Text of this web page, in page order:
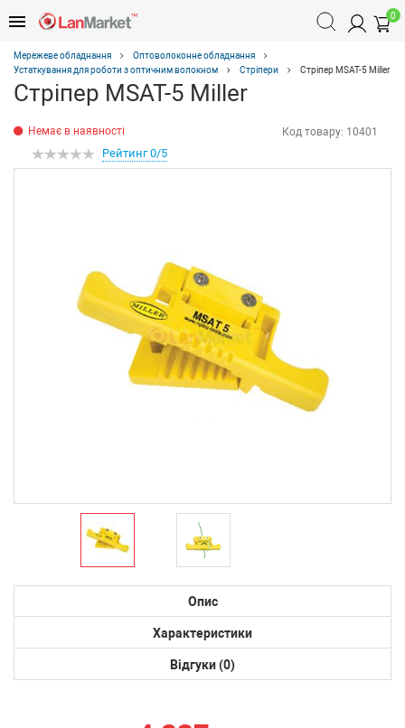
0
Мережеве обладнання
Оптоволоконне обладнання
Устаткування для роботи з оптичним волокном
Стріпери Стріпер MSAT-5 Miller
Стріпер MSAT-5 Miller
Немає в наявності Код товару: 10401
Рейтинг 0/5
Опис
Характеристики
Відгуки (0)